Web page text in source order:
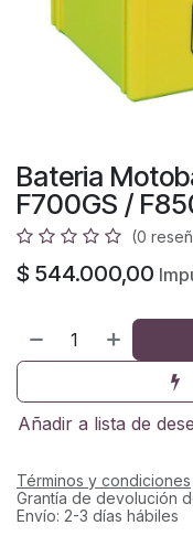
Bateria
F700GS /
(0
$ 544.000,00
Añadir a lista de
Términos y condiciones
Grantía de devolución
Envío: 2-3 días hábiles